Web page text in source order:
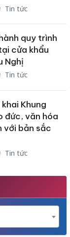
Tin tức
quy trình
cửa khẩu
Nghị
Tin tức
Khung
đức, văn hóa
với bản sắc
Tin tức